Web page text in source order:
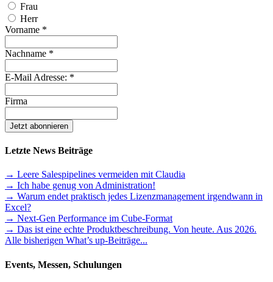
Frau
Herr
Vorname *
Nachname *
E-Mail Adresse: *
Firma
Letzte News Beiträge
→ Leere Salespipelines vermeiden mit Claudia
→ Ich habe genug von Administration!
→ Warum endet praktisch jedes Lizenzmanagement irgendwann in
Excel?
→ Next-Gen Performance im Cube-Format
→ Das ist eine echte Produktbeschreibung. Von heute. Aus 2026.
Alle bisherigen What’s up-Beiträge...
Events, Messen, Schulungen